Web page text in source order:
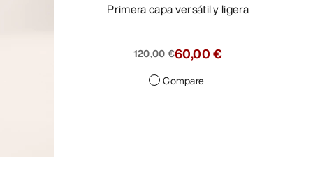
Primera capa versátil y ligera
120,00 €60,00 €
Compare